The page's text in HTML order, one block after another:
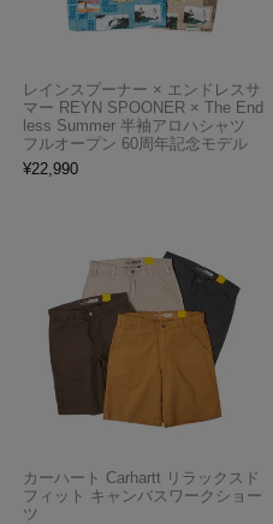
レインスプーナー × エンドレスサ
マー REYN SPOONER × The End
less Summer 半袖アロハシャツ
フルオープン 60周年記念モデル
¥22,990
カーハート Carhartt リラックスド
フィット キャンバスワークショー
ツ